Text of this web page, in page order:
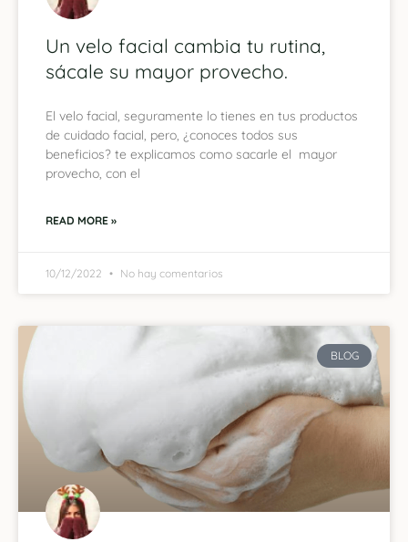
Un velo facial cambia tu rutina,
sácale su mayor provecho.
El velo facial, seguramente lo tienes en tus productos
de cuidado facial, pero, ¿conoces todos sus
beneficios? te explicamos como sacarle el mayor
provecho, con el
READ MORE »
10/12/2022 No hay comentarios
BLOG